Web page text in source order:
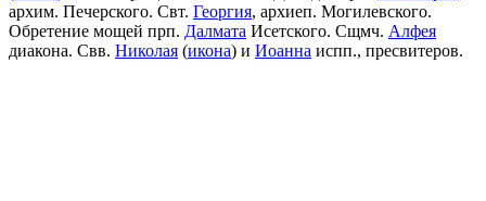
архим. Печерского. Свт. Георгия, архиеп. Могилевского.
Обретение мощей прп. Далмата Исетского. Сщмч. Алфея
диакона. Свв. Николая (икона) и Иоанна испп., пресвитеров.